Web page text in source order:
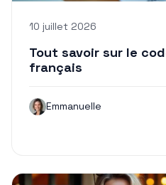
10 juillet 2026
Tout savoir sur le
français
Emmanuelle